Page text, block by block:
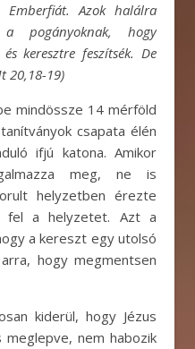
Azok halálra
pogányoknak, hogy
keresztre feszítsék. De
20,18-19)
mindössze 14 mérföld
csapata élén
ifjú katona. Amikor
meg, ne is
helyzetben érezte
fel a helyzetet. Azt a
a kereszt egy utolsó
hogy megmentsen
kiderül, hogy Jézus
nem habozik